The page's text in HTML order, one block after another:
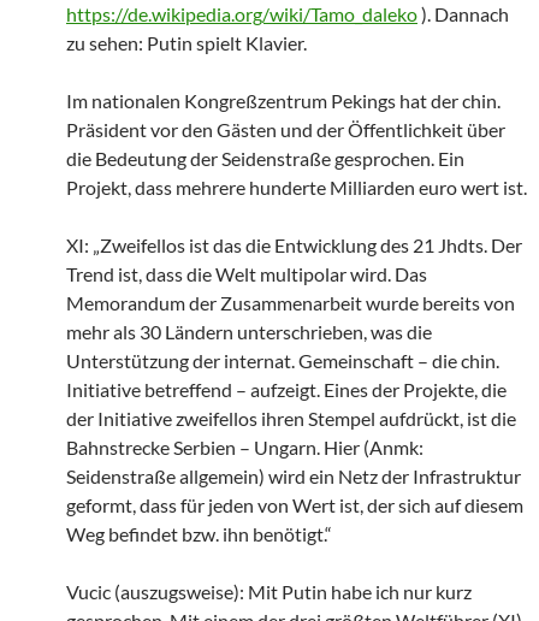
https://de.wikipedia.org/wiki/Tamo_daleko). Dannach
zu sehen: Putin spielt Klavier.
Im nationalen Kongreßzentrum Pekings hat der chin.
Präsident vor den Gästen und der Öffentlichkeit über
die Bedeutung der Seidenstraße gesprochen. Ein
Projekt, dass mehrere hunderte Milliarden euro wert ist.
XI: „Zweifellos ist das die Entwicklung des 21 Jhdts. Der
Trend ist, dass die Welt multipolar wird. Das
Memorandum der Zusammenarbeit wurde bereits von
mehr als 30 Ländern unterschrieben, was die
Unterstützung der internat. Gemeinschaft – die chin.
Initiative betreffend – aufzeigt. Eines der Projekte, die
der Initiative zweifellos ihren Stempel aufdrückt, ist die
Bahnstrecke Serbien – Ungarn. Hier (Anmk:
Seidenstraße allgemein) wird ein Netz der Infrastruktur
geformt, dass für jeden von Wert ist, der sich auf diesem
Weg befindet bzw. ihn benötigt.“
Vucic (auszugsweise): Mit Putin habe ich nur kurz